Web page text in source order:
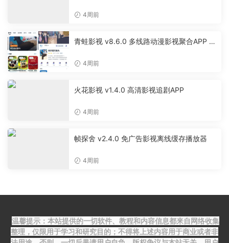
4周前
青蛙影视 v8.6.0 多线路动漫影视聚合APP 免
4周前
火花影视 v1.4.0 高清影视追剧APP
4周前
帧探舍 v2.4.0 免广告影视离线缓存播放器
4周前
温馨提示：本站提供的一切软件、教程和内容信息都来自网络收集
整理，仅限用于学习和研究目的；不得将上述内容用于商业或者非